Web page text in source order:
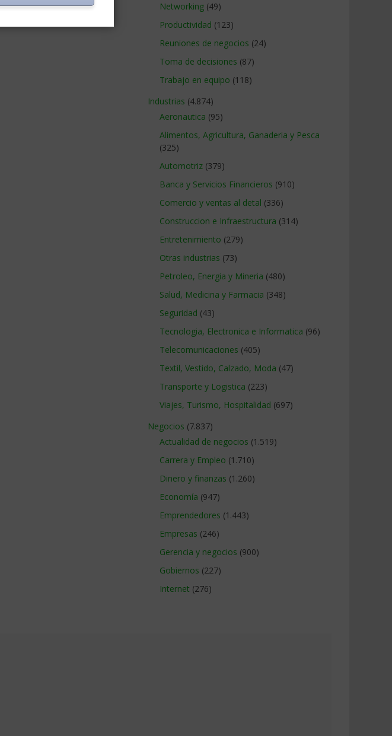
Networking (49)
Productividad (123)
Reuniones de negocios (24)
Toma de decisiones (87)
Trabajo en equipo (118)
Industrias (4.874)
Aeronautica (95)
Alimentos, Agricultura, Ganaderia y Pesca
(325)
Automotriz (379)
Banca y Servicios Financieros (910)
Comercio y ventas al detal (336)
Construccion e Infraestructura (314)
Entretenimiento (279)
Otras industrias (73)
Petroleo, Energia y Mineria (480)
Salud, Medicina y Farmacia (348)
Seguridad (43)
Tecnologia, Electronica e Informatica (96)
Telecomunicaciones (405)
Textil, Vestido, Calzado, Moda (47)
Transporte y Logistica (223)
Viajes, Turismo, Hospitalidad (697)
Negocios (7.837)
Actualidad de negocios (1.519)
Carrera y Empleo (1.710)
Dinero y finanzas (1.260)
Economía (947)
Emprendedores (1.443)
Empresas (246)
Gerencia y negocios (900)
Gobiernos (227)
Internet (276)